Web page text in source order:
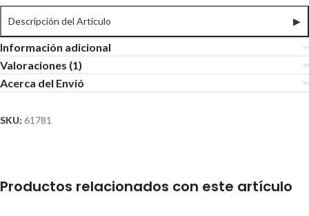
Descripción del Articulo ▶
Información adicional
Valoraciones (1)
Acerca del Envió
SKU: 61781
Productos relacionados con este artículo